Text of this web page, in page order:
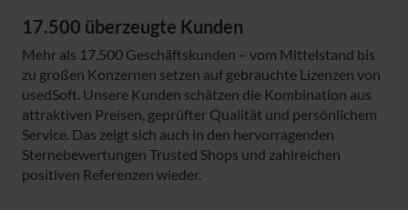
17.500 überzeugte Kunden
Mehr als 17.500 Geschäftskunden – vom Mittelstand bis
zu großen Konzernen setzen auf gebrauchte Lizenzen von
usedSoft. Unsere Kunden schätzen die Kombination aus
attraktiven Preisen, geprüfter Qualität und persönlichem
Service. Das zeigt sich auch in den hervorragenden
Sternebewertungen Trusted Shops und zahlreichen
positiven Referenzen wieder.